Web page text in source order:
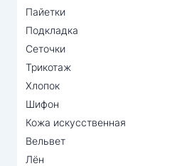
Пайетки
Подкладка
Сеточки
Трикотаж
Хлопок
Шифон
Кожа искусственная
Вельвет
Лён